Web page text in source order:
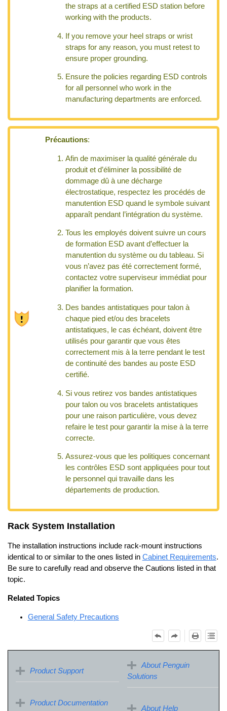
the straps at a certified ESD station before
working with the products.
If you remove your heel straps or wrist
straps for any reason, you must retest to
ensure proper grounding.
Ensure the policies regarding ESD controls
for all personnel who work in the
manufacturing departments are enforced.
Précautions:
Afin de maximiser la qualité générale du
produit et d’éliminer la possibilité de
dommage dû à une décharge
électrostatique, respectez les procédés de
manutention ESD quand le symbole suivant
apparaît pendant l’intégration du système.
Tous les employés doivent suivre un cours
de formation ESD avant d’effectuer la
manutention du système ou du tableau. Si
vous n’avez pas été correctement formé,
contactez votre superviseur immédiat pour
planifier la formation.
Des bandes antistatiques pour talon à
chaque pied et/ou des bracelets
antistatiques, le cas échéant, doivent être
utilisés pour garantir que vous êtes
correctement mis à la terre pendant le test
de continuité des bandes au poste ESD
certifié.
Si vous retirez vos bandes antistatiques
pour talon ou vos bracelets antistatiques
pour une raison particulière, vous devez
refaire le test pour garantir la mise à la terre
correcte.
Assurez-vous que les politiques concernant
les contrôles ESD sont appliquées pour tout
le personnel qui travaille dans les
départements de production.
Rack System Installation
The installation instructions include rack-mount instructions
identical to or similar to the ones listed in Cabinet Requirements.
Be sure to carefully read and observe the Cautions listed in that
topic.
Related Topics
General Safety Precautions
Product Support
About Penguin
Solutions
Product Documentation
About Help